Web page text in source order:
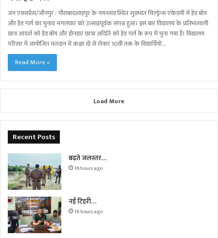
जन एक्सप्रेस/जौनपुर : गौराबादशाहपुर के नयनसंड स्थित सुप्रभात चिल्ड्रेन्स एकेडमी में हेड बॉय
और हेड गर्ल का चुनाव मंगलवार को उत्साहपूर्वक संपन्न हुआ। इस बार विद्यालय के प्रतिभाशाली
छात्र आदर्श को हेड बॉय और होनहार छात्रा अदिति को हेड गर्ल के रूप में चुना गया है। विद्यालय
परिसर में आयोजित मतदान में कक्षा दो से लेकर 10वीं तक के विद्यार्थियों…
Read More »
Load More
Recent Posts
बढ़ते जलस्तर…
16 hours ago
नई टिहरी…
16 hours ago